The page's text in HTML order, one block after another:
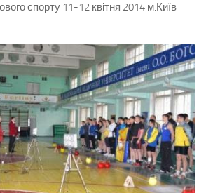
спорту 11-12 квітня 2014 м.Київ